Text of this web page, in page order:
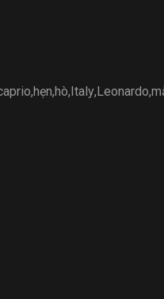
,hẹn,hò,Italy,Leonardo,